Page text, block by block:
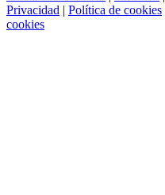
Privacidad | Política de cookies
cookies